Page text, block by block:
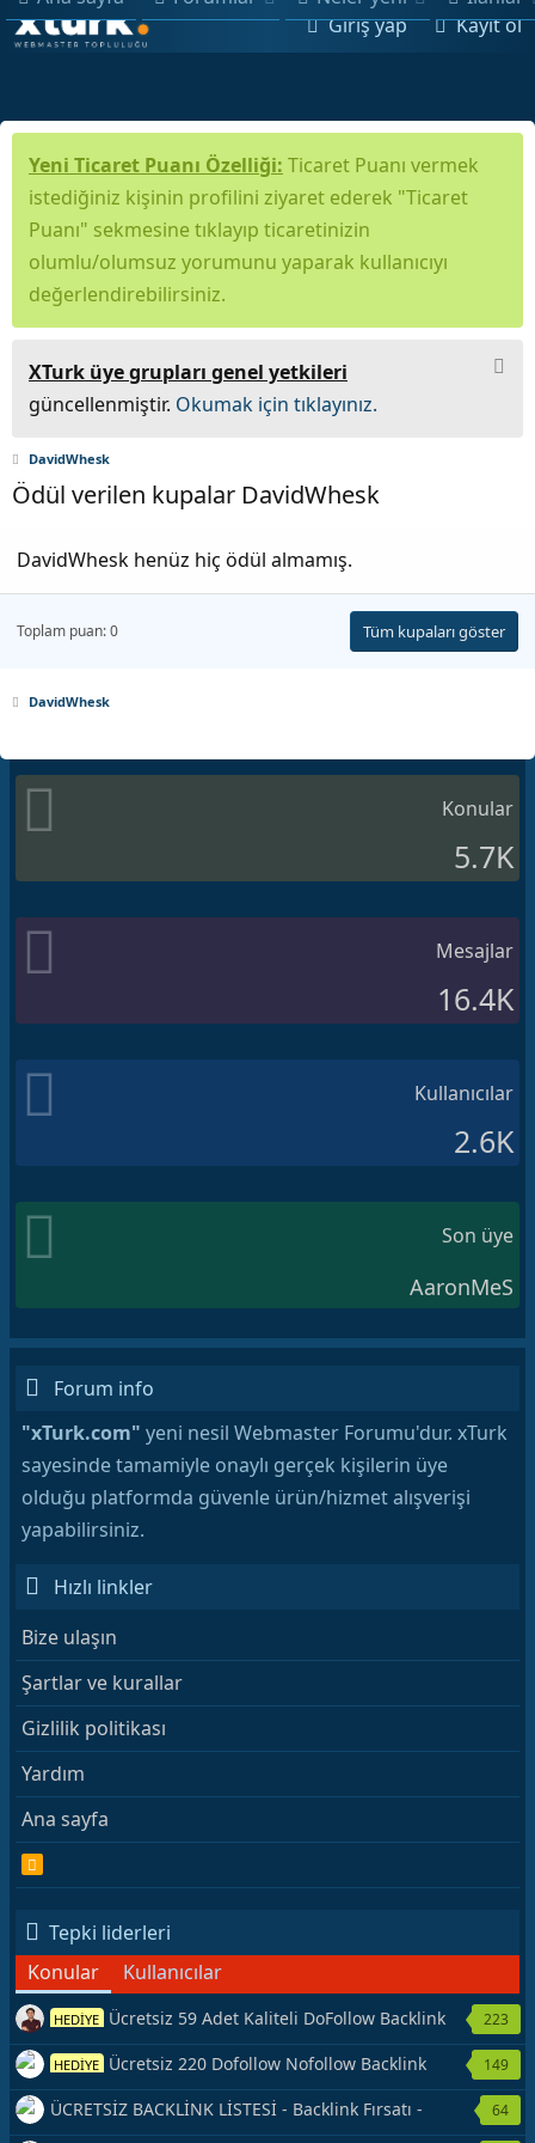
Giriş yap Kayıt ol
Yeni Ticaret Puanı Özelliği: Ticaret Puanı vermek
istediğiniz kişinin profilini ziyaret ederek "Ticaret
Puanı" sekmesine tıklayıp ticaretinizin
olumlu/olumsuz yorumunu yaparak kullanıcıyı
değerlendirebilirsiniz.
XTurk üye grupları genel yetkileri
güncellenmiştir. Okumak için tıklayınız.
DavidWhesk
Ödül verilen kupalar DavidWhesk
DavidWhesk henüz hiç ödül almamış.
Toplam puan: 0 Tüm kupaları göster
DavidWhesk
Konular
5.7K
Mesajlar
16.4K
Kullanıcılar
2.6K
Son üye
AaronMeS
Forum info
"xTurk.com" yeni nesil Webmaster Forumu'dur. xTurk
sayesinde tamamiyle onaylı gerçek kişilerin üye
olduğu platformda güvenle ürün/hizmet alışverişi
yapabilirsiniz.
Hızlı linkler
Bize ulaşın
Şartlar ve kurallar
Gizlilik politikası
Yardım
Ana sayfa
R
S
Tepki liderleri
Konular
Kullanıcılar
HEDİYE Ücretsiz 59 Adet Kaliteli DoFollow Backlink
Kaynağı Veriyorum.
223
HEDİYE Ücretsiz 220 Dofollow Nofollow Backlink
Veriyorum
149
ÜCRETSİZ BACKLİNK LİSTESİ - Backlink Fırsatı -
Hemen Yetiş!
64